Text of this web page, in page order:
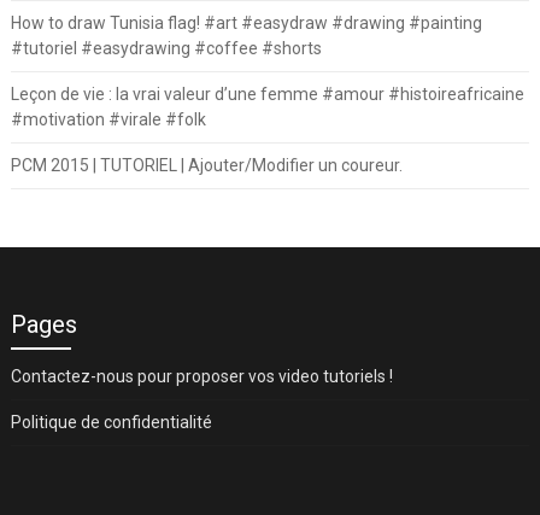
How to draw Tunisia flag! #art #easydraw #drawing #painting
#tutoriel #easydrawing #coffee #shorts
Leçon de vie : la vrai valeur d’une femme #amour #histoireafricaine
#motivation #virale #folk
PCM 2015 | TUTORIEL | Ajouter/Modifier un coureur.
Pages
Contactez-nous pour proposer vos video tutoriels !
Politique de confidentialité